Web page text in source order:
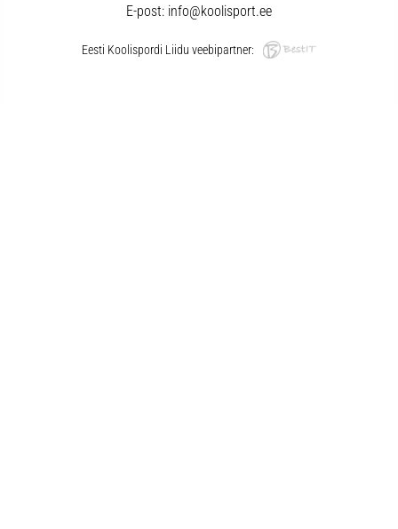
E-post: info@koolisport.ee
Eesti Koolispordi Liidu veebipartner: